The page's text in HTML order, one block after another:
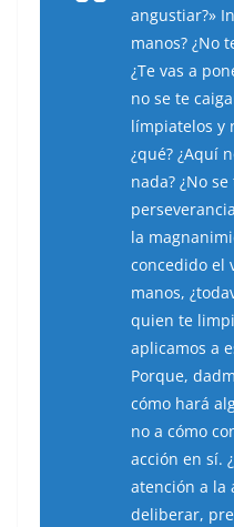
angustiar?»
manos? ¿No
¿Te vas a
no se te
límpiatelos y
¿qué? ¿Aquí
nada? ¿No
la
concedido el
manos,
quien te
aplicamos a
Porque,
cómo hará
no a cómo
acción en sí.
atención a la
deliberar,